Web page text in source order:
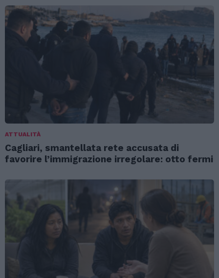
ATTUALITÀ
Cagliari, smantellata rete accusata di
favorire l’immigrazione irregolare: otto fermi